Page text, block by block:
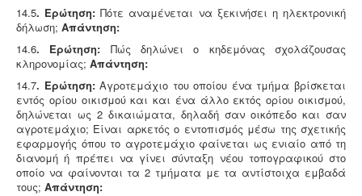
14.5. Ερώτηση:Πότε αναμένεται να ξεκινήσει η ηλεκτρονική
δήλωση; Απάντηση:
14.6. Ερώτηση: Πώς δηλώνει ο κηδεμόνας σχολάζουσας
κληρονομίας; Απάντηση:
14.7. Ερώτηση:Αγροτεμάχιο του οποίου ένα τμήμα βρίσκεται
εντός ορίου οικισμού και και ένα άλλο εκτός ορίου οικισμού,
δηλώνεται ως 2 δικαιώματα, δηλαδή σαν οικόπεδο και σαν
αγροτεμάχιο; Είναι αρκετός ο εντοπισμός μέσω της σχετικής
εφαρμογής όπου το αγροτεμάχιο φαίνεται ως ενιαίο από τη
διανομή ή πρέπει να γίνει σύνταξη νέου τοπογραφικού στο
οποίο να φαίνονται τα 2 τμήματα με τα αντίστοιχα εμβαδά
τους; Απάντηση: